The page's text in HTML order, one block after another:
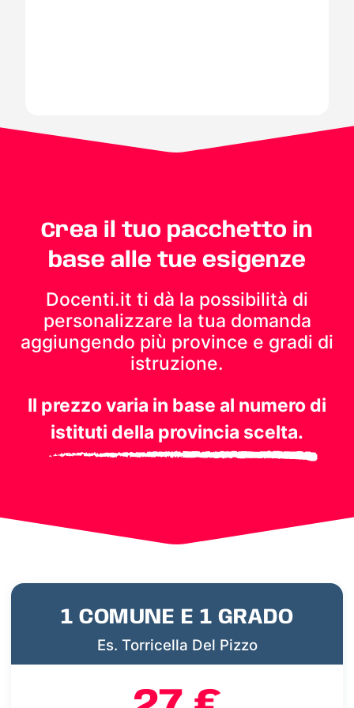
Crea il tuo pacchetto in
base alle tue esigenze
Docenti.it ti dà la possibilità di
personalizzare la tua domanda
aggiungendo più province e gradi di
istruzione.
Il prezzo varia in base al numero di
istituti della provincia scelta.
1 COMUNE E 1 GRADO
Es. Torricella Del Pizzo